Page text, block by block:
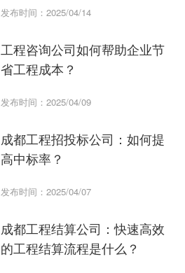
发布时间：2025/04/14
工程咨询公司如何帮助企业节
省工程成本？
发布时间：2025/04/09
成都工程招投标公司：如何提
高中标率？
发布时间：2025/04/07
成都工程结算公司：快速高效
的工程结算流程是什么？